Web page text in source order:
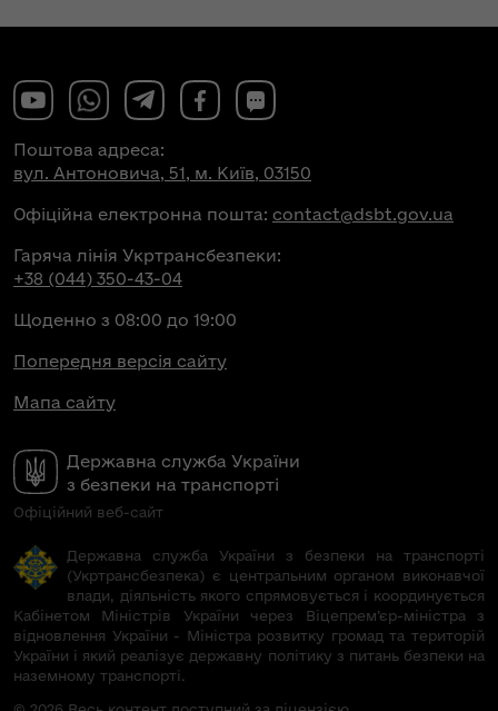
Державна служба України
з безпеки на транспорті
Офіційний веб-сайт
Поштова адреса:
вул. Антоновича, 51, м. Київ, 03150
Офіційна електронна пошта: contact@dsbt.gov.ua
Гаряча лінія Укртрансбезпеки:
+38 (044) 350-43-04
Щоденно з 08:00 до 19:00
Попередня версія сайту
Мапа сайту
Державна служба України з безпеки на транспорті
(Укртрансбезпека) є центральним органом виконавчої
влади, діяльність якого спрямовується і координується
Кабінетом Міністрів України через Віцепрем’єр-міністра з
відновлення України - Міністра розвитку громад та територій
України і який реалізує державну політику з питань безпеки на
наземному транспорті.